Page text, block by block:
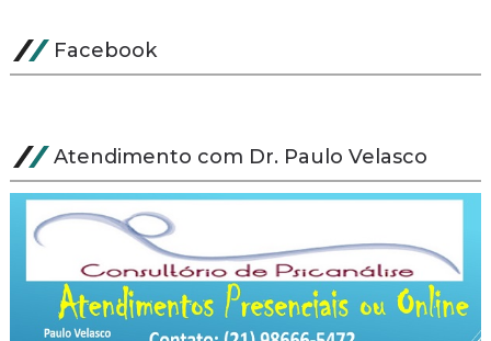
Facebook
Atendimento com Dr. Paulo Velasco